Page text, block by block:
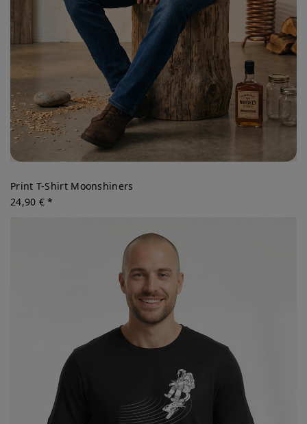
Print T-Shirt Moonshiners
24,90 € *